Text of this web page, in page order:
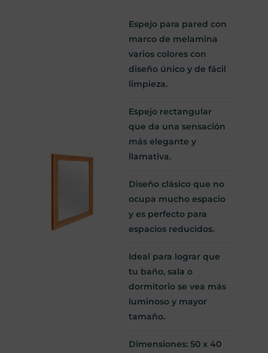
Espejo para pared con
marco de melamina
varios colores con
diseño único y de fácil
limpieza.
Espejo rectangular
que da una sensación
más elegante y
llamativa.
Diseño clásico que no
ocupa mucho espacio
y es perfecto para
espacios reducidos.
Ideal para lograr que
tu baño, sala o
dormitorio se vea más
luminoso y mayor
tamaño.
Dimensiones: 50 x 40